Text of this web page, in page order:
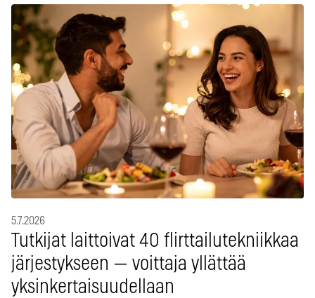
5.7.2026
Tutkijat laittoivat 40 flirttailutekniikkaa
järjestykseen — voittaja yllättää
yksinkertaisuudellaan